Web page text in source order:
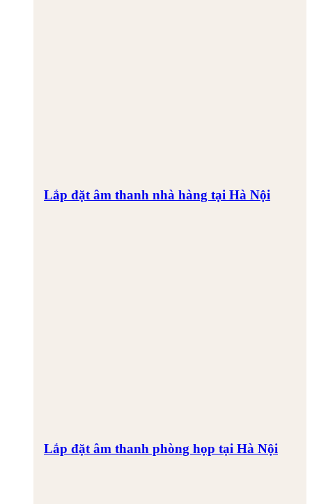
Lắp đặt âm thanh nhà hàng tại Hà Nội
Lắp đặt âm thanh phòng họp tại Hà Nội